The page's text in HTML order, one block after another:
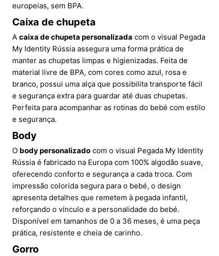
europeias, sem BPA.
Caixa de chupeta
A caixa de chupeta personalizada com o visual Pegada
My Identity Rússia assegura uma forma prática de
manter as chupetas limpas e higienizadas. Feita de
material livre de BPA, com cores como azul, rosa e
branco, possui uma alça que possibilita transporte fácil
e segurança extra para guardar até duas chupetas.
Perfeita para acompanhar as rotinas do bebé com estilo
e segurança.
Body
O body personalizado com o visual Pegada My Identity
Rússia é fabricado na Europa com 100% algodão suave,
oferecendo conforto e segurança a cada troca. Com
impressão colorida segura para o bebé, o design
apresenta detalhes que remetem à pegada infantil,
reforçando o vínculo e a personalidade do bebé.
Disponível em tamanhos de 0 a 36 meses, é uma peça
prática, resistente e cheia de carinho.
Gorro